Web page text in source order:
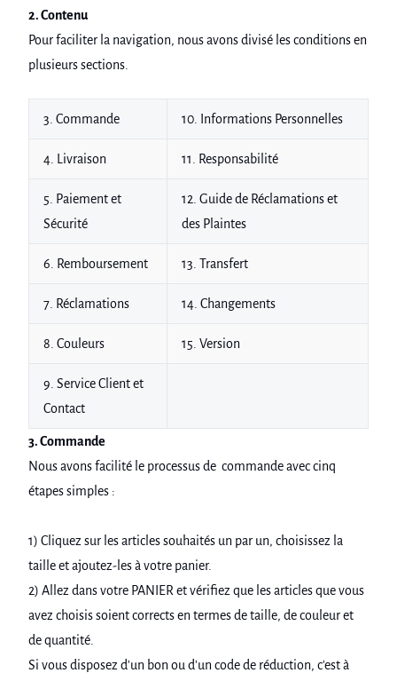
2. Contenu
Pour faciliter la navigation, nous avons divisé les conditions en
plusieurs sections.
3. Commande 10. Informations Personnelles
4. Livraison 11. Responsabilité
5. Paiement et
Sécurité
12. Guide de Réclamations et
des Plaintes
6. Remboursement 13. Transfert
7. Réclamations 14. Changements
8. Couleurs 15. Version
9. Service Client et
Contact
3. Commande
Nous avons facilité le processus de commande avec cinq
étapes simples :
1) Cliquez sur les articles souhaités un par un, choisissez la
taille et ajoutez-les à votre panier.
2) Allez dans votre PANIER et vérifiez que les articles que vous
avez choisis soient corrects en termes de taille, de couleur et
de quantité.
Si vous disposez d'un bon ou d'un code de réduction, c'est à